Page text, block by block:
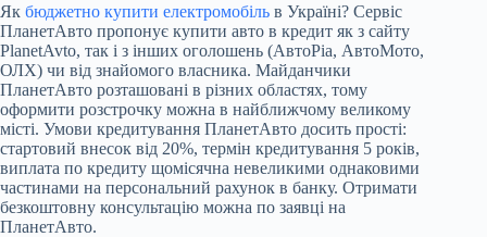
Як бюджетно купити електромобіль в Україні? Сервіс
ПланетАвто пропонує купити авто в кредит як з сайту
PlanetAvto, так і з інших оголошень (АвтоРіа, АвтоМото,
ОЛХ) чи від знайомого власника. Майданчики
ПланетАвто розташовані в різних областях, тому
оформити розстрочку можна в найближчому великому
місті. Умови кредитування ПланетАвто досить прості:
стартовий внесок від 20%, термін кредитування 5 років,
виплата по кредиту щомісячна невеликими однаковими
частинами на персональний рахунок в банку. Отримати
безкоштовну консультацію можна по заявці на
ПланетАвто.